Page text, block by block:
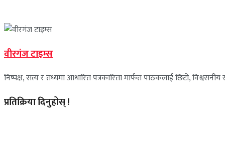
वीरगंज टाइम्स
निष्पक्ष, सत्य र तथ्यमा आधारित पत्रकारिता मार्फत पाठकलाई छिटो,
प्रतिक्रिया दिनुहोस् !